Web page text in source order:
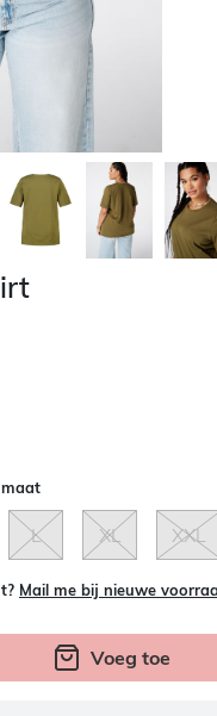
L XL XXL
Mail me bij nieuwe
Voeg toe